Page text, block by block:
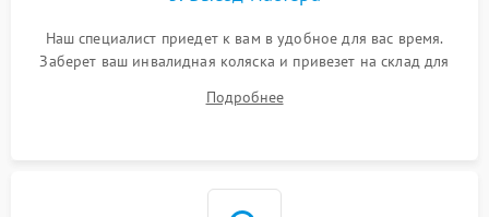
Наш специалист приедет к вам в удобное для вас время.
Заберет ваш инвалидная коляска и привезет на склад для
Подробнее